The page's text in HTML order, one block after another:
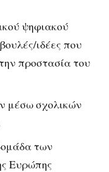
ψηφιακού
ιδέες που
προστασία του
μέσω σχολικών
των
Ευρώπης